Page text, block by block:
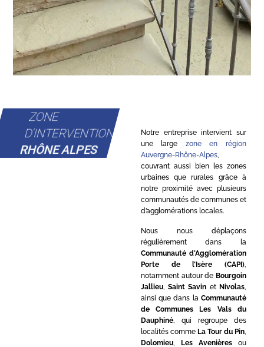
ZONE
D'INTERVENTION
RHÔNE ALPES
Notre entreprise intervient sur
une large zone en région
Auvergne-Rhône-Alpes,
couvrant aussi bien les zones
urbaines que rurales grâce à
notre proximité avec plusieurs
communautés de communes et
d’agglomérations locales.
Nous nous déplaçons
régulièrement dans la
Communauté d’Agglomération
Porte de l’Isère (CAPI)
notamment autour de Bourgoin
Jallieu,Saint Savin et Nivolas
ainsi que dans la Communauté
de Communes Les Vals du
Dauphiné, qui regroupe des
localités comme La Tour du Pin
Dolomieu, Les Avenièresou